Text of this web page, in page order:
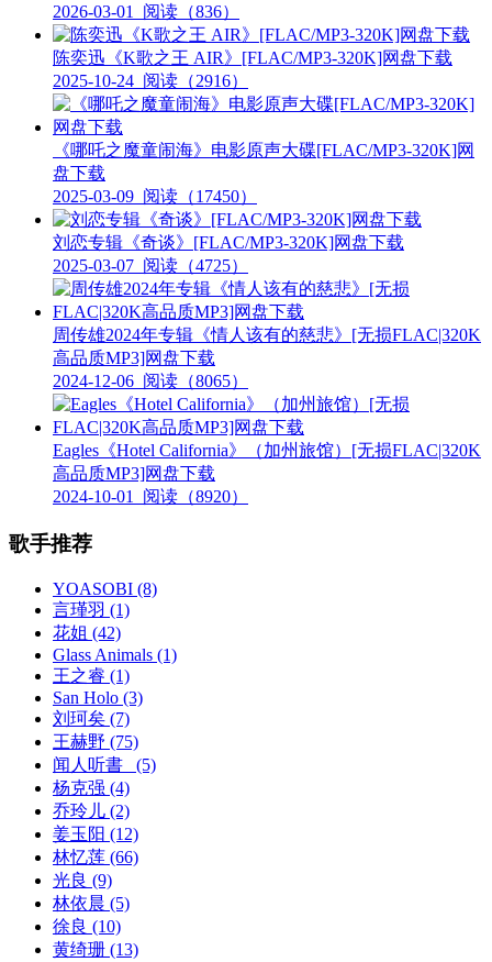
2026-03-01
阅读（836）
陈奕迅《K歌之王 AIR》[FLAC/MP3-320K]网盘下载
2025-10-24 阅读（2916）
《哪吒之魔童闹海》电影原声大碟[FLAC/MP3-320K]网
盘下载
2025-03-09 阅读（17450）
刘恋专辑《奇谈》[FLAC/MP3-320K]网盘下载
2025-03-07 阅读（4725）
周传雄2024年专辑《情人该有的慈悲》[无损FLAC|320K
高品质MP3]网盘下载
2024-12-06 阅读（8065）
Eagles《Hotel California》（加州旅馆）[无损FLAC|320K
高品质MP3]网盘下载
2024-10-01
阅读（8920）
歌手推荐
YOASOBI (8)
言瑾羽 (1)
花姐 (42)
Glass Animals (1)
王之睿 (1)
San Holo (3)
刘珂矣 (7)
王赫野 (75)
闻人听書_
(5)
杨克强 (4)
乔玲儿 (2)
姜玉阳 (12)
林忆莲 (66)
光良 (9)
林依晨 (5)
徐良 (10)
黄绮珊 (13)